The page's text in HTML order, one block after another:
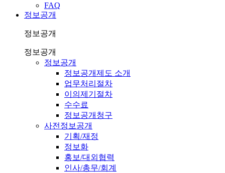
FAQ
정보공개
정보공개
정보공개
정보공개
정보공개제도 소개
업무처리절차
이의제기절차
수수료
정보공개청구
사전정보공개
기획/재정
정보화
홍보/대외협력
인사/총무/회계